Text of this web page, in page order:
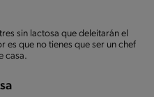
sin lactosa que deleitarán el
es que no tienes que ser un chef
casa.